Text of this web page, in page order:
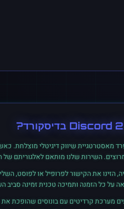
Discord בדיסקורד?
מאסטרטגיית שיווק דיגיטלי מוצלחת.
השירות שלנו מותאם לאלגוריתם
הזינו את הקישור לפרופיל או לפוסט,
על כל הזמנה ותמיכה טכנית זמינה סביב
מערכת קרדיטים עם בונוסים שהופכת